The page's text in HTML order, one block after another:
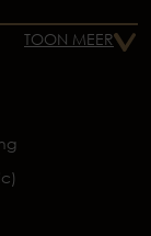
TOON MEER